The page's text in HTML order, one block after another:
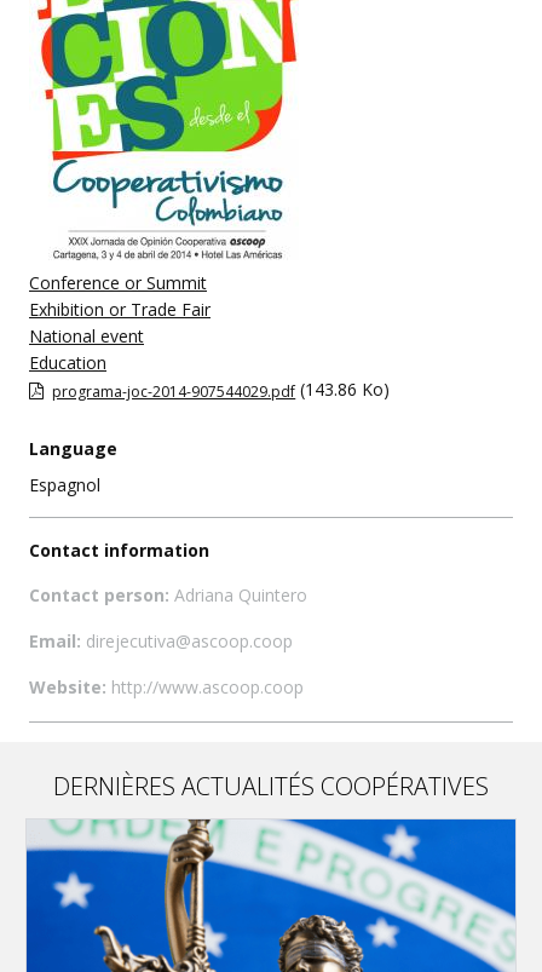
Conference or Summit
Exhibition or Trade Fair
National event
Education
programa-joc-2014-907544029.pdf (143.86 Ko)
Language
Espagnol
Contact information
Contact person: Adriana Quintero
Email: direjecutiva@ascoop.coop
Website: http://www.ascoop.coop
DERNIÈRES ACTUALITÉS COOPÉRATIVES